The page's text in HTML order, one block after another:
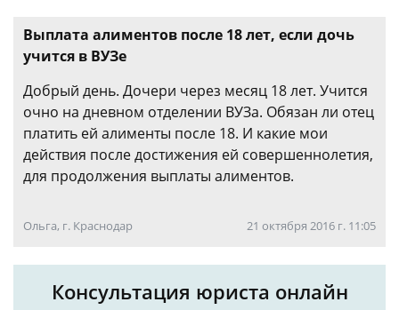
Выплата алиментов после 18 лет, если дочь
учится в ВУЗе
Добрый день. Дочери через месяц 18 лет. Учится
очно на дневном отделении ВУЗа. Обязан ли отец
платить ей алименты после 18. И какие мои
действия после достижения ей совершеннолетия,
для продолжения выплаты алиментов.
Ольга, г. Краснодар 21 октября 2016 г. 11:05
Консультация юриста онлайн